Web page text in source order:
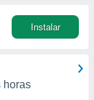
Instalar
horas